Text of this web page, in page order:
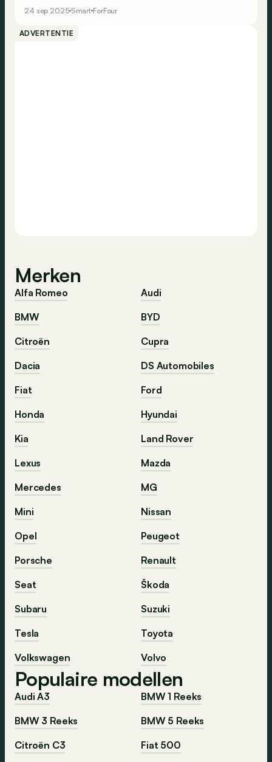
24 sep 2025 Smart ForFour
ADVERTENTIE
Merken
Alfa Romeo
Audi
BMW
BYD
Citroën
Cupra
Dacia
DS Automobiles
Fiat
Ford
Honda
Hyundai
Kia
Land Rover
Lexus
Mazda
Mercedes
MG
Mini
Nissan
Opel
Peugeot
Porsche
Renault
Seat
Škoda
Subaru
Suzuki
Tesla
Toyota
Volkswagen
Volvo
Populaire modellen
Audi A3
BMW 1 Reeks
BMW 3 Reeks
BMW 5 Reeks
Citroën C3
Fiat 500